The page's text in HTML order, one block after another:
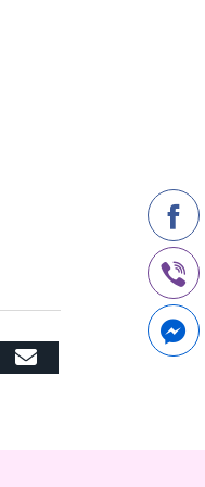
Email